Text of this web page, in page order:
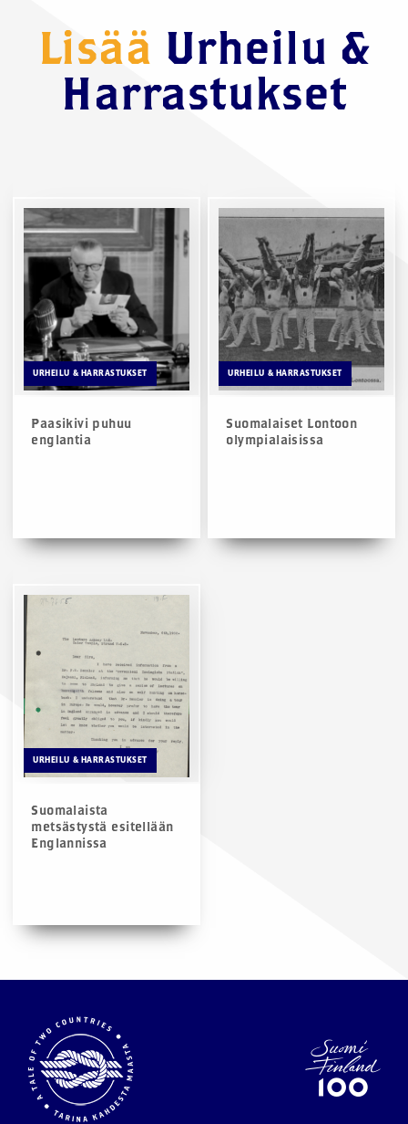
Lisää Urheilu &
Harrastukset
URHEILU & HARRASTUKSET
Paasikivi puhuu
englantia
URHEILU & HARRASTUKSET
Suomalaiset Lontoon
olympialaisissa
URHEILU & HARRASTUKSET
Suomalaista
metsästystä esitellään
Englannissa